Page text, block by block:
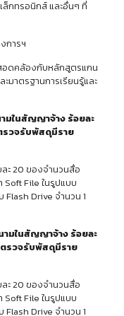
ล็กทรอนิกส์ และอื่นๆ ที่
การฯ
สอดคล้องกับหลักสูตรแกน
มาตรฐานการเรียนรู้และ
มในสัญญาจ้าง ร้อยละ
รวจรับพัสดุมีราย
ละ 20 ของจำนวนสื่อ
File ในรูปแบบ
Drive จำนวน 1
ามในสัญญาจ้าง ร้อยละ
ตรวจรับพัสดุมีราย
ละ 20 ของจำนวนสื่อ
File ในรูปแบบ
Drive จำนวน 1